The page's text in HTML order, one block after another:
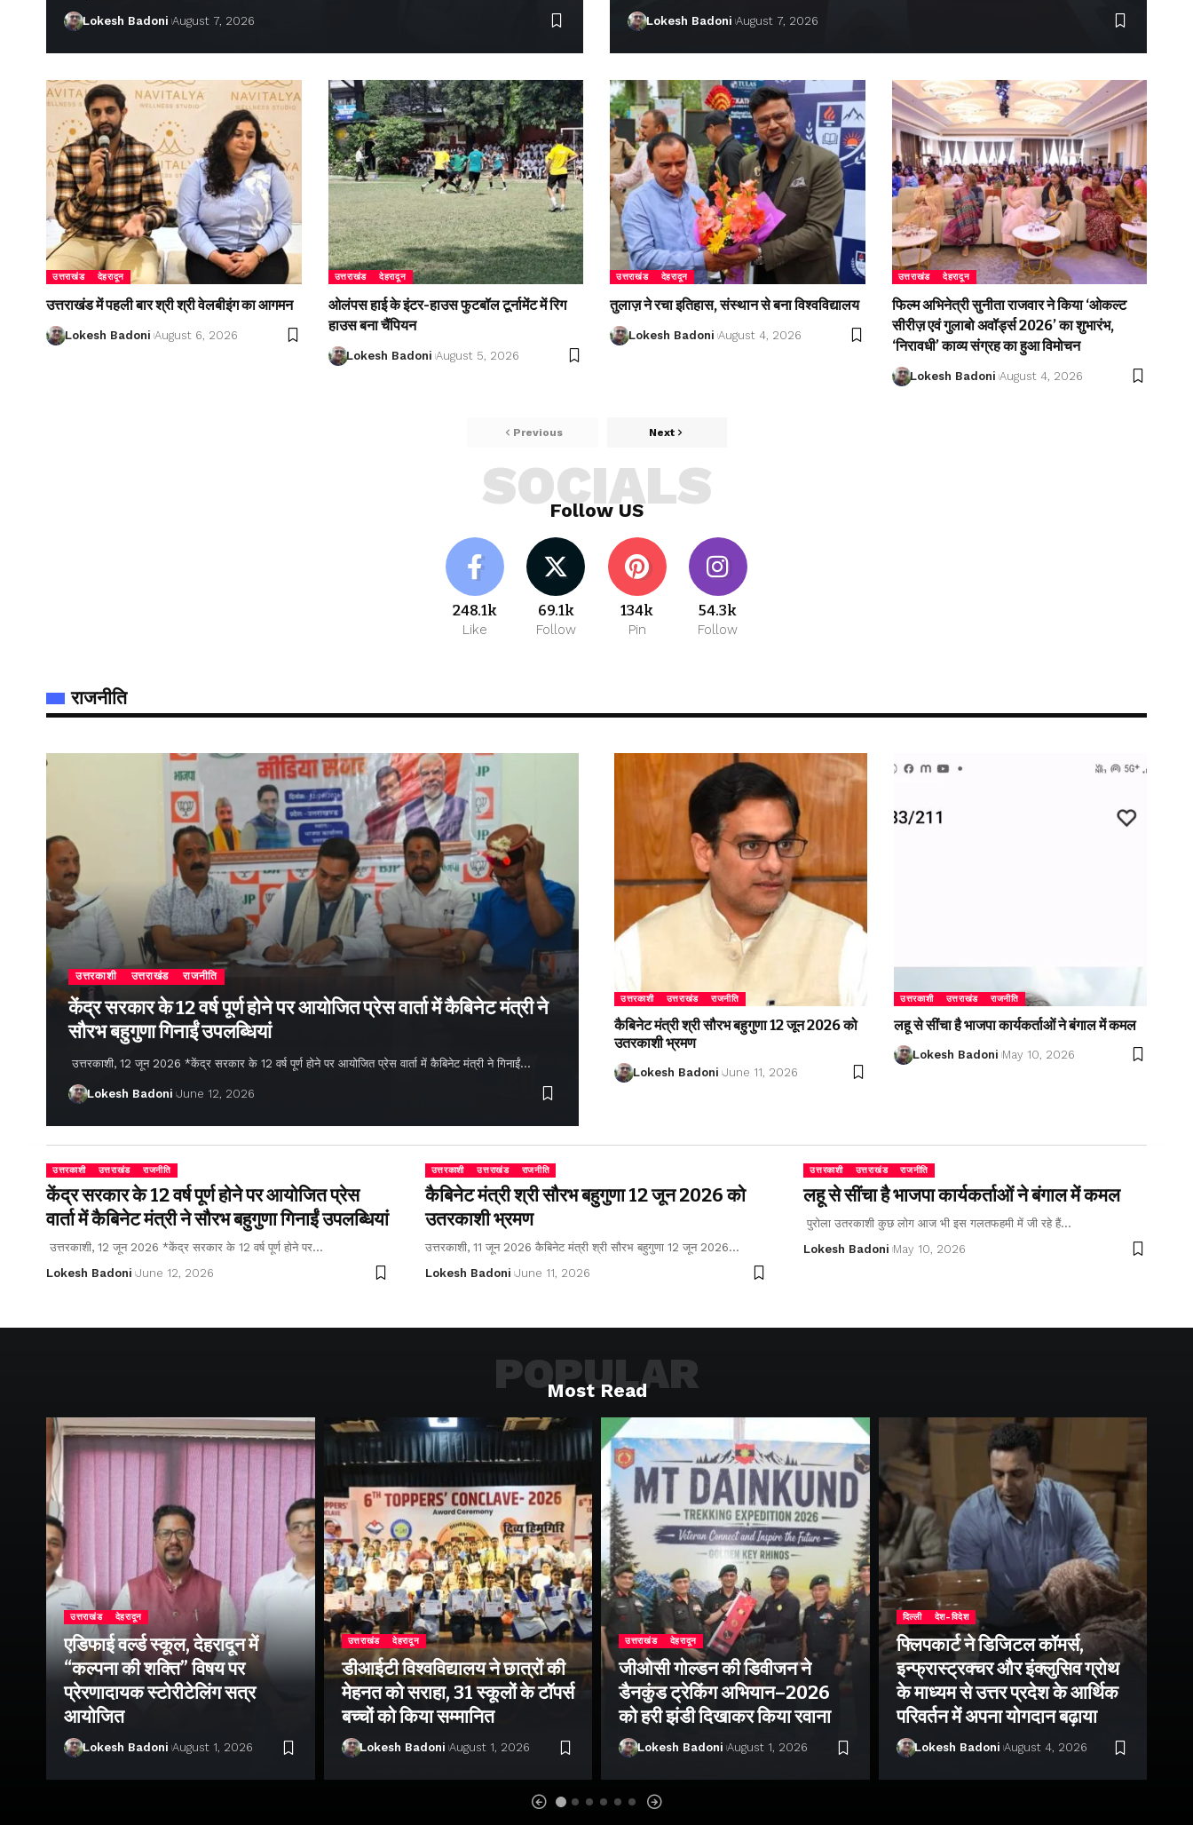
Lokesh Badoni August 7, 2026 Lokesh Badoni August 7, 2026
उत्तराखंड देहरादून
उत्तराखंड में पहली बार श्री श्री वेलबीइंग का आगमन
Lokesh Badoni August 6, 2026
उत्तराखंड देहरादून
ओलंपस हाई के इंटर-हाउस फुटबॉल टूर्नामेंट में रिग
हाउस बना चैंपियन
Lokesh Badoni August 5, 2026
उत्तराखंड देहरादून
तुलाज़ ने रचा इतिहास, संस्थान से बना विश्वविद्यालय
Lokesh Badoni August 4, 2026
उत्तराखंड देहरादून
फिल्म अभिनेत्री सुनीता राजवार ने किया ‘ओकल्ट
सीरीज़ एवं गुलाबो अवॉर्ड्स 2026’ का शुभारंभ,
‘निरावधी’ काव्य संग्रह का हुआ विमोचन
Lokesh Badoni August 4, 2026
Previous Next
Follow US
SOCIALS
248.1k
Like
69.1k
Follow
134k
Pin
54.3k
Follow
राजनीति
उत्तरकाशी उत्तराखंड राजनीति
केंद्र सरकार के 12 वर्ष पूर्ण होने पर आयोजित प्रेस वार्ता में कैबिनेट मंत्री ने
सौरभ बहुगुणा गिनाईं उपलब्धियां
उत्तरकाशी, 12 जून 2026 *केंद्र सरकार के 12 वर्ष पूर्ण होने पर आयोजित प्रेस वार्ता में कैबिनेट मंत्री ने गिनाईं…
Lokesh Badoni June 12, 2026
उत्तरकाशी उत्तराखंड राजनीति
कैबिनेट मंत्री श्री सौरभ बहुगुणा 12 जून 2026 को
उतरकाशी भ्रमण
Lokesh Badoni June 11, 2026
उत्तरकाशी उत्तराखंड राजनीति
लहू से सींचा है भाजपा कार्यकर्ताओं ने बंगाल में कमल
Lokesh Badoni May 10, 2026
उत्तरकाशी उत्तराखंड राजनीति
केंद्र सरकार के 12 वर्ष पूर्ण होने पर आयोजित प्रेस
वार्ता में कैबिनेट मंत्री ने सौरभ बहुगुणा गिनाईं उपलब्धियां
उत्तरकाशी, 12 जून 2026 *केंद्र सरकार के 12 वर्ष पूर्ण होने पर…
Lokesh Badoni June 12, 2026
उत्तरकाशी उत्तराखंड राजनीति
कैबिनेट मंत्री श्री सौरभ बहुगुणा 12 जून 2026 को
उतरकाशी भ्रमण
उत्तरकाशी, 11 जून 2026 कैबिनेट मंत्री श्री सौरभ बहुगुणा 12 जून 2026…
Lokesh Badoni June 11, 2026
उत्तरकाशी उत्तराखंड राजनीति
लहू से सींचा है भाजपा कार्यकर्ताओं ने बंगाल में कमल
पुरोला उतरकाशी कुछ लोग आज भी इस गलतफहमी में जी रहे हैं…
Lokesh Badoni May 10, 2026
Most Read
POPULAR
उत्तराखंड देहरादून
एडिफाई वर्ल्ड स्कूल, देहरादून में
“कल्पना की शक्ति” विषय पर
प्रेरणादायक स्टोरीटेलिंग सत्र
आयोजित
Lokesh Badoni August 1, 2026
उत्तराखंड देहरादून
डीआईटी विश्वविद्यालय ने छात्रों की
मेहनत को सराहा, 31 स्कूलों के टॉपर्स
बच्चों को किया सम्मानित
Lokesh Badoni August 1, 2026
उत्तराखंड देहरादून
जीओसी गोल्डन की डिवीजन ने
डैनकुंड ट्रेकिंग अभियान–2026
को हरी झंडी दिखाकर किया रवाना
Lokesh Badoni August 1, 2026
दिल्ली देश-विदेश
फ्लिपकार्ट ने डिजिटल कॉमर्स,
इन्फ्रास्ट्रक्चर और इंक्लुसिव ग्रोथ
के माध्यम से उत्तर प्रदेश के आर्थिक
परिवर्तन में अपना योगदान बढ़ाया
Lokesh Badoni August 4, 2026